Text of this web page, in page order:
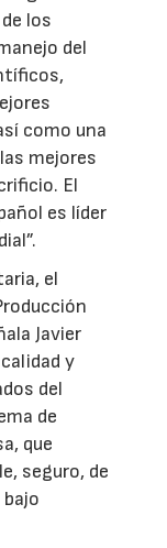
los
del
como una
mejores
El
es líder
el
Javier
y
del
de
que
seguro, de